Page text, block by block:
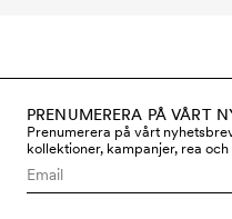
PRENUMERERA PÅ VÅRT
Prenumerera på vårt
kollektioner, kampanjer, rea